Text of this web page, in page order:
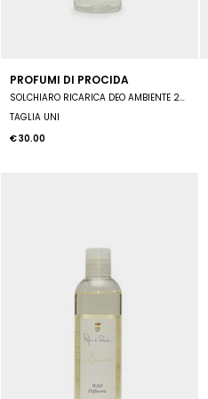
PROFUMI DI PROCIDA
SOLCHIARO RICARICA DEO AMBIENTE 250 ML
TAGLIA UNI
€ 30.00